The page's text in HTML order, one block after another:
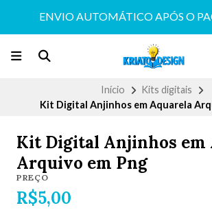
ENVIO AUTOMÁTICO APÓS O
Início
Kits digitais
Kit Digital Anjinhos em Aquarela
Kit Digital Anjinhos em
Arquivo em Png
PREÇO
R$5,00